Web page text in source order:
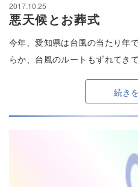
2017.10.25
悪天候とお葬式
今年、愛知県は台風の当たり年
らか、台風のルートもずれてき
続き